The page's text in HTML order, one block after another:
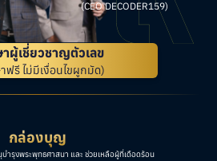
(CEO DECODER159)
ผู้เชี่ยวชาญตัวเลข
ฟรี ไม่มีเงื่อนไขผูกมัด)
กล่องบุญ
ำรุงพระพุทธศาสนา และ ช่วยเหลือผู้ที่เดือดร้อน